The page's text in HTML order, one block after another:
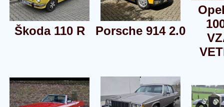
Škoda 110 R Porsche 914 2.0